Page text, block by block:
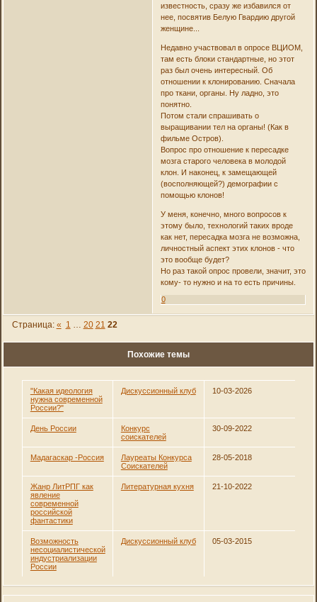
известность, сразу же избавился от
нее, посвятив Белую Гвардию другой
женщине...
Недавно участвовал в опросе ВЦИОМ,
там есть блоки стандартные, но этот
раз был очень интересный. Об
отношении к клонированию. Сначала
про ткани, органы. Ну ладно, это
понятно.
Потом стали спрашивать о
выращивании тел на органы! (Как в
фильме Остров).
Вопрос про отношение к пересадке
мозга старого человека в молодой
клон. И наконец, к замещающей
(восполняющей?) демографии с
помощью клонов!
У меня, конечно, много вопросов к
этому было, технологий таких вроде
как нет, пересадка мозга не возможна,
личностный аспект этих клонов - что
это вообще будет?
Но раз такой опрос провели, значит, это
кому- то нужно и на то есть причины.
0
Страница: « 1 … 20 21 22
Похожие темы
"Какая идеология
нужна современной
России?"
Дискуссионный клуб 10-03-2026
День России
Конкурс
соискателей
30-09-2022
Мадагаскар -Россия
Лауреаты Конкурса
Соискателей
28-05-2018
Жанр ЛитРПГ как
явление
современной
российской
фантастики
Литературная кухня 21-10-2022
Возможность
несоциалистической
индустриализации
России
Дискуссионный клуб 05-03-2015